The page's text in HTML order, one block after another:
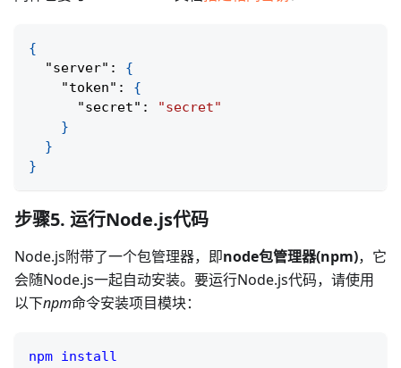
{
"server" :
{
"token" :
{
"secret" :
"secret"
}
}
}
步骤5. 运行Node.js代码
Node.js附带了一个包管理器，即node包管理器(npm)，它
会随Node.js一起自动安装。要运行Node.js代码，请使用
以下npm命令安装项目模块：
npm install